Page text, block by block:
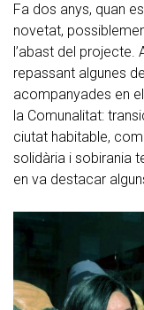
Fa dos anys, quan
novetat,
l’abast del projecte.
repassant algunes
acompanyades en
la Comunalitat:
ciutat habitable,
solidària i sobirania
en va destacar